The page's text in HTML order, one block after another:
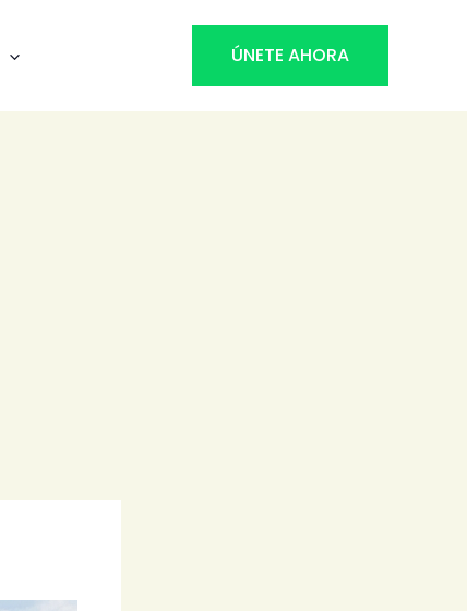
ÚNETE AHORA